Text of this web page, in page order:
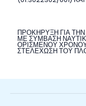
ΠΡΟΚΗΡΥΞΗ ΓΙΑ
ΜΕ ΣΥΜΒΑΣΗ
ΟΡΙΣΜΕΝΟΥ
ΣΤΕΛΕΧΩΣΗ ΤΟΥ